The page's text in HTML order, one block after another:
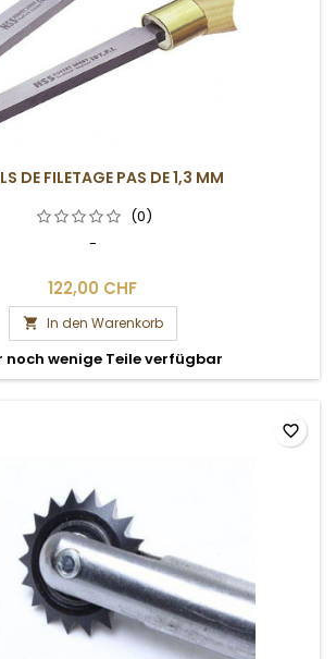
DE FILETAGE PAS DE 1,3 MM
(0)
-
122,00 CHF
 In den Warenkorb
noch wenige Teile verfügbar
favorite_border